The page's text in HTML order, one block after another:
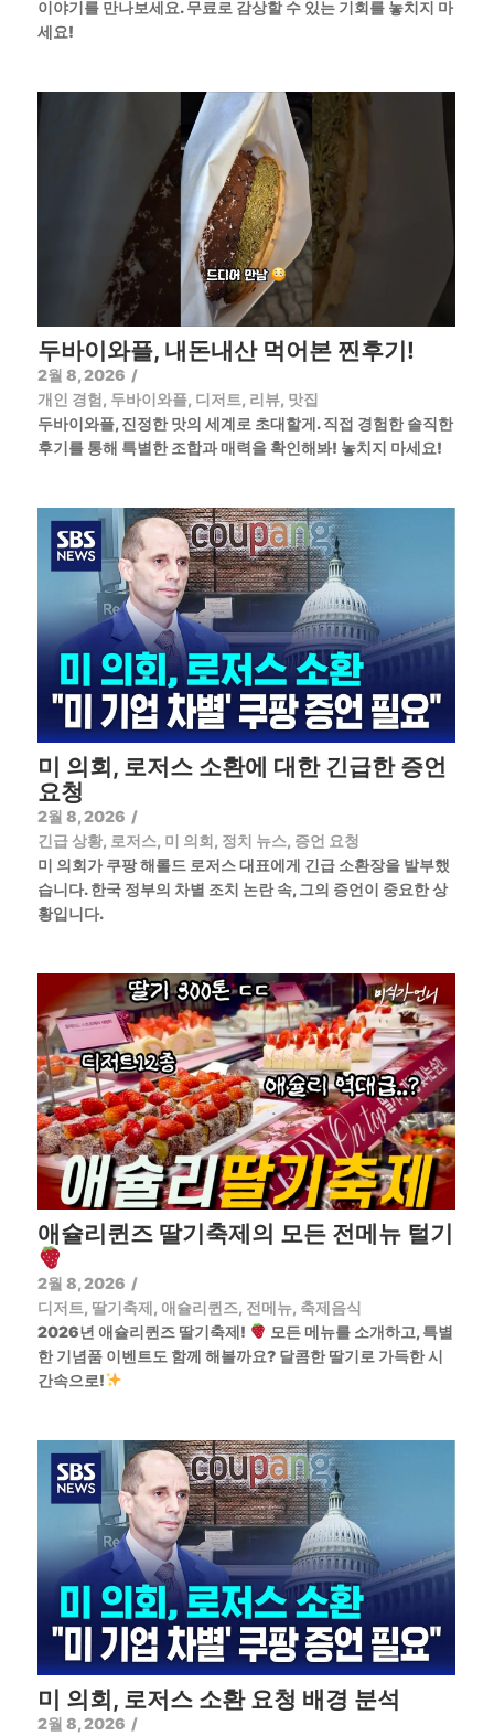
이야기를 만나보세요. 무료로 감상할 수 있는 기회를 놓치지 마
세요!
두바이와플, 내돈내산 먹어본 찐후기!
2월 8, 2026 /
개인 경험, 두바이와플, 디저트, 리뷰, 맛집
두바이와플, 진정한 맛의 세계로 초대할게. 직접 경험한 솔직한
후기를 통해 특별한 조합과 매력을 확인해봐! 놓치지 마세요!
미 의회, 로저스 소환에 대한 긴급한 증언
요청
2월 8, 2026 /
긴급 상황, 로저스, 미 의회, 정치 뉴스, 증언 요청
미 의회가 쿠팡 해롤드 로저스 대표에게 긴급 소환장을 발부했
습니다. 한국 정부의 차별 조치 논란 속, 그의 증언이 중요한 상
황입니다.
애슐리퀸즈 딸기축제의 모든 전메뉴 털기
2월 8, 2026 /
디저트, 딸기축제, 애슐리퀸즈, 전메뉴, 축제음식
2026년 애슐리퀸즈 딸기축제!
모든 메뉴를 소개하고, 특별
한 기념품 이벤트도 함께 해볼까요? 달콤한 딸기로 가득한 시
간속으로!
미 의회, 로저스 소환 요청 배경 분석
2월 8, 2026 /